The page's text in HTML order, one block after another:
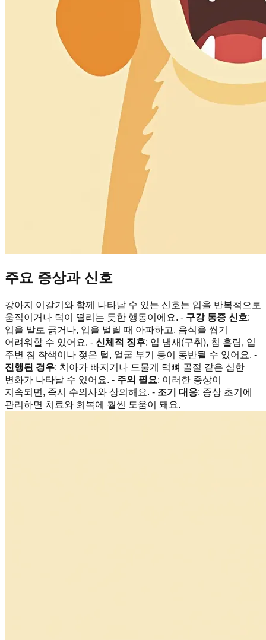
주요 증상과 신호
강아지 이갈기와 함께 나타날 수 있는 신호는 입을 반복적으로
움직이거나 턱이 떨리는 듯한 행동이에요. - 구강 통증 신호:
입을 발로 긁거나, 입을 벌릴 때 아파하고, 음식을 씹기
어려워할 수 있어요. - 신체적 징후: 입 냄새(구취), 침 흘림, 입
주변 침 착색이나 젖은 털, 얼굴 부기 등이 동반될 수 있어요. -
진행된 경우: 치아가 빠지거나 드물게 턱뼈 골절 같은 심한
변화가 나타날 수 있어요. - 주의 필요: 이러한 증상이
지속되면, 즉시 수의사와 상의해요. - 조기 대응: 증상 초기에
관리하면 치료와 회복에 훨씬 도움이 돼요.